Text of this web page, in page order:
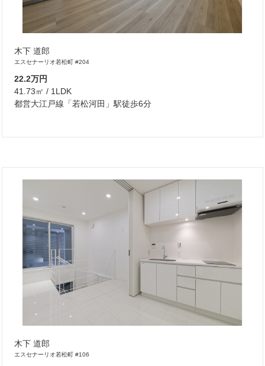
木下 道郎
エスセナーリオ若松町 #204
22.2万円
41.73㎡ / 1LDK
都営大江戸線「若松河田」駅徒歩6分
木下 道郎
エスセナーリオ若松町 #106